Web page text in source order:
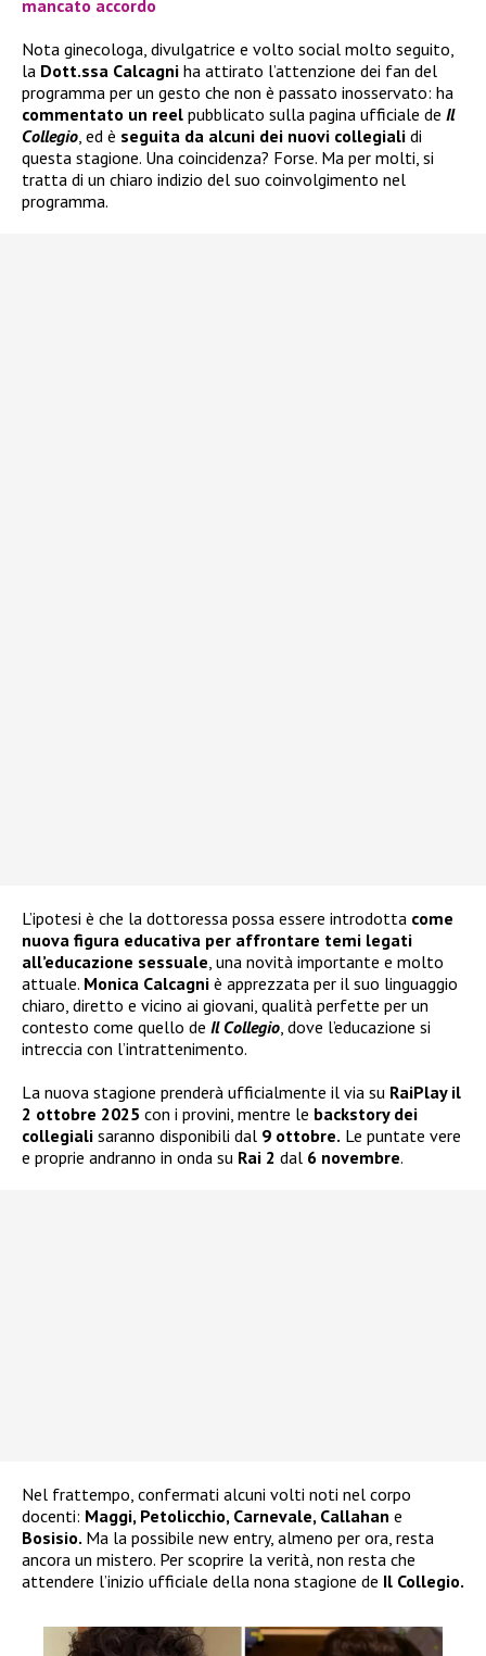
mancato accordo
Nota ginecologa, divulgatrice e volto social molto seguito,
la Dott.ssa Calcagni ha attirato l’attenzione dei fan del
programma per un gesto che non è passato inosservato: ha
commentato un reel pubblicato sulla pagina ufficiale de Il
Collegio , ed è seguita da alcuni dei nuovi collegiali di
questa stagione. Una coincidenza? Forse. Ma per molti, si
tratta di un chiaro indizio del suo coinvolgimento nel
programma.
L’ipotesi è che la dottoressa possa essere introdotta come
nuova figura educativa per affrontare temi legati
all’educazione sessuale , una novità importante e molto
attuale. Monica Calcagni è apprezzata per il suo linguaggio
chiaro, diretto e vicino ai giovani, qualità perfette per un
contesto come quello de Il Collegio , dove l’educazione si
intreccia con l’intrattenimento.
La nuova stagione prenderà ufficialmente il via su RaiPlay il
2 ottobre 2025 con i provini, mentre le backstory dei
collegiali saranno disponibili dal 9 ottobre. Le puntate vere
e proprie andranno in onda su Rai 2 dal 6 novembre.
Nel frattempo, confermati alcuni volti noti nel corpo
docenti: Maggi, Petolicchio, Carnevale, Callahan e
Bosisio. Ma la possibile new entry, almeno per ora, resta
ancora un mistero. Per scoprire la verità, non resta che
attendere l’inizio ufficiale della nona stagione de Il Collegio.